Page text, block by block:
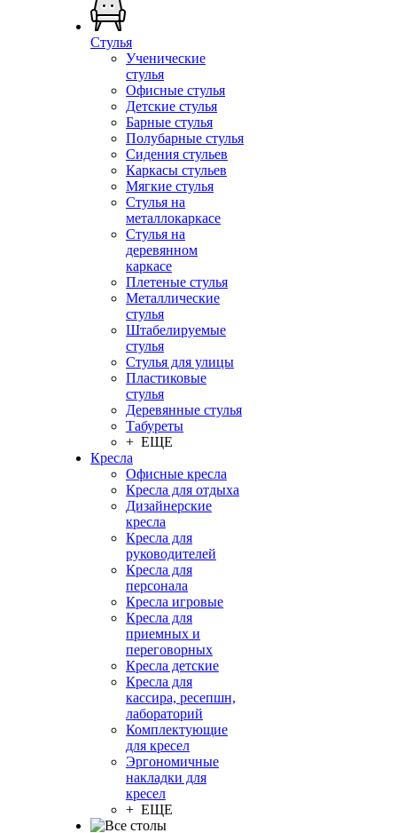
Стулья
Ученические
стулья
Офисные стулья
Детские стулья
Барные стулья
Полубарные стулья
Сидения стульев
Каркасы стульев
Мягкие стулья
Стулья на
металлокаркасе
Стулья на
деревянном
каркасе
Плетеные стулья
Металлические
стулья
Штабелируемые
стулья
Стулья для улицы
Пластиковые
стулья
Деревянные стулья
Табуреты
+ ЕЩЕ
Кресла
Офисные кресла
Кресла для отдыха
Дизайнерские
кресла
Кресла для
руководителей
Кресла для
персонала
Кресла игровые
Кресла для
приемных и
переговорных
Кресла детские
Кресла для
кассира, ресепшн,
лабораторий
Комплектующие
для кресел
Эргономичные
накладки для
кресел
+ ЕЩЕ